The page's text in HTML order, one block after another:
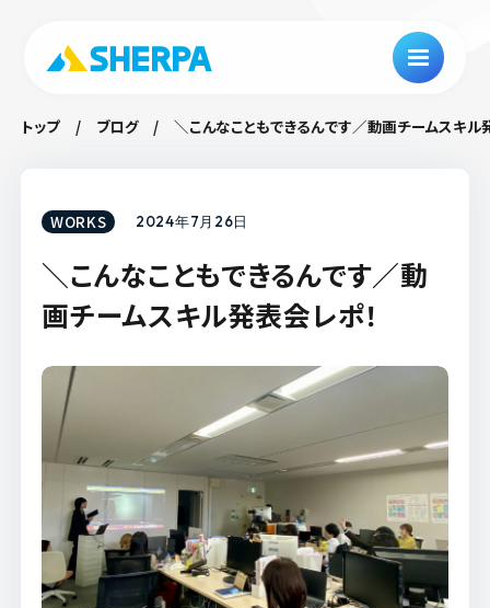
トップ ブログ ＼こんなこともできるんです／動画チームスキル
WORKS 2024年7月26日
＼こんなこともできるんです／動
画チームスキル発表会レポ！